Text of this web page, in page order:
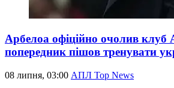
Арбелоа офіційно очолив
попередник пішов тренувати
08 липня, 03:00 АПЛ Top News